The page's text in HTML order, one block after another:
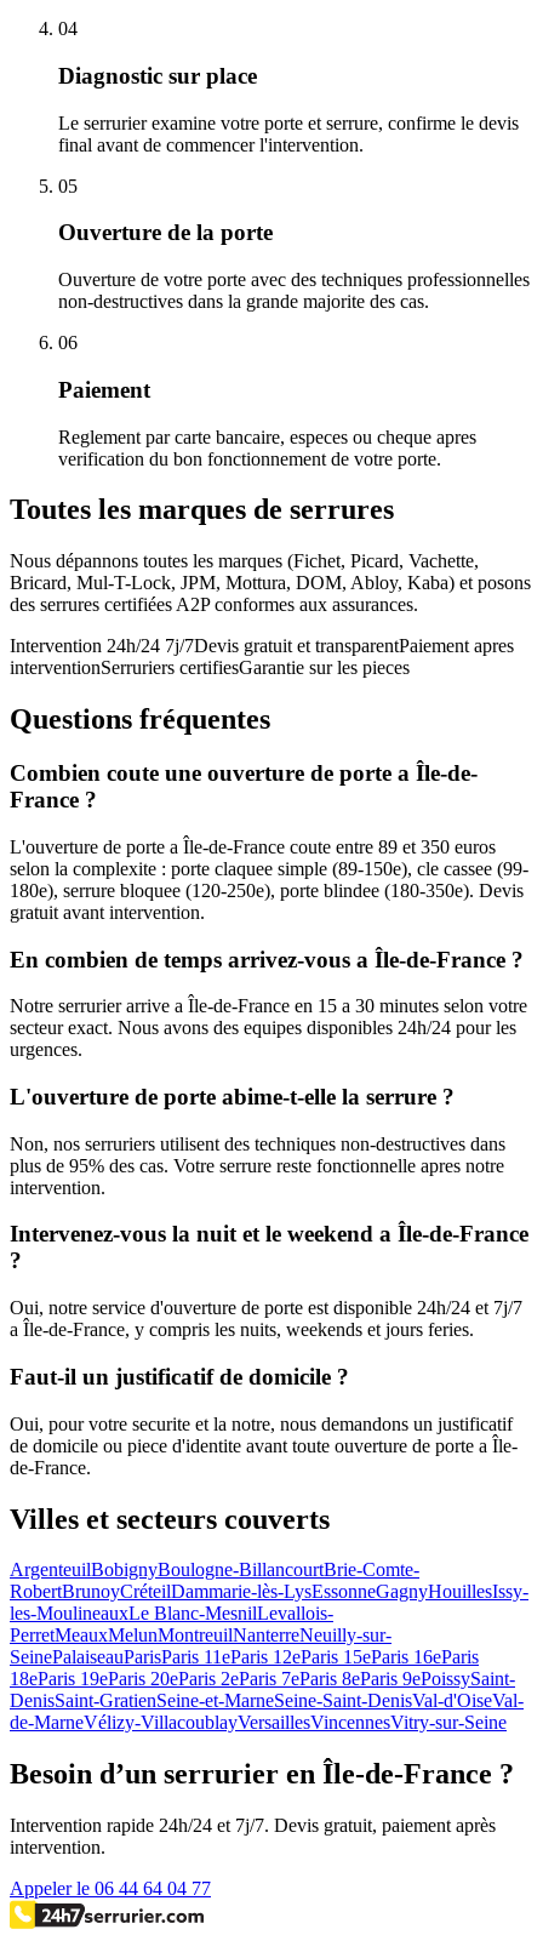
04
Diagnostic sur place
Le serrurier examine votre porte et serrure, confirme le devis
final avant de commencer l'intervention.
05
Ouverture de la porte
Ouverture de votre porte avec des techniques professionnelles
non-destructives dans la grande majorite des cas.
06
Paiement
Reglement par carte bancaire, especes ou cheque apres
verification du bon fonctionnement de votre porte.
Toutes les marques de serrures
Nous dépannons toutes les marques (Fichet, Picard, Vachette,
Bricard, Mul-T-Lock, JPM, Mottura, DOM, Abloy, Kaba) et posons
des serrures certifiées A2P conformes aux assurances.
Intervention 24h/24 7j/7Devis gratuit et transparentPaiement apres
interventionSerruriers certifiesGarantie sur les pieces
Questions fréquentes
Combien coute une ouverture de porte a Île-de-
France ?
L'ouverture de porte a Île-de-France coute entre 89 et 350 euros
selon la complexite : porte claquee simple (89-150e), cle cassee (99-
180e), serrure bloquee (120-250e), porte blindee (180-350e). Devis
gratuit avant intervention.
En combien de temps arrivez-vous a Île-de-France ?
Notre serrurier arrive a Île-de-France en 15 a 30 minutes selon votre
secteur exact. Nous avons des equipes disponibles 24h/24 pour les
urgences.
L'ouverture de porte abime-t-elle la serrure ?
Non, nos serruriers utilisent des techniques non-destructives dans
plus de 95% des cas. Votre serrure reste fonctionnelle apres notre
intervention.
Intervenez-vous la nuit et le weekend a Île-de-France
?
Oui, notre service d'ouverture de porte est disponible 24h/24 et 7j/7
a Île-de-France, y compris les nuits, weekends et jours feries.
Faut-il un justificatif de domicile ?
Oui, pour votre securite et la notre, nous demandons un justificatif
de domicile ou piece d'identite avant toute ouverture de porte a Île-
de-France.
Villes et secteurs couverts
ArgenteuilBobignyBoulogne-BillancourtBrie-Comte-
RobertBrunoyCréteilDammarie-lès-LysEssonneGagnyHouillesIssy-
les-MoulineauxLe Blanc-MesnilLevallois-
PerretMeauxMelunMontreuilNanterreNeuilly-sur-
SeinePalaiseauParisParis 11eParis 12eParis 15eParis 16eParis
18eParis 19eParis 20eParis 2eParis 7eParis 8eParis 9ePoissySaint-
DenisSaint-GratienSeine-et-MarneSeine-Saint-DenisVal-d'OiseVal-
de-MarneVélizy-VillacoublayVersaillesVincennesVitry-sur-Seine
Besoin d’un serrurier en Île-de-France ?
Intervention rapide 24h/24 et 7j/7. Devis gratuit, paiement après
intervention.
Appeler le 06 44 64 04 77